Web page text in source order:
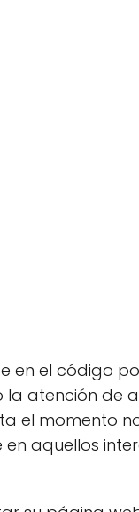
en el código
atención de
el momento
aquellos